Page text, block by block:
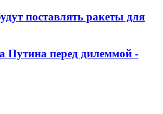
поставлять ракеты для
Путина перед дилеммой -